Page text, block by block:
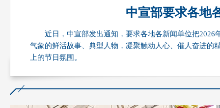
中宣部要求各地
近日，中宣部发出通知，要求各地各新闻单位把
气象的鲜活故事、典型人物，凝聚触动人心、催人奋进的
上的节日氛围。